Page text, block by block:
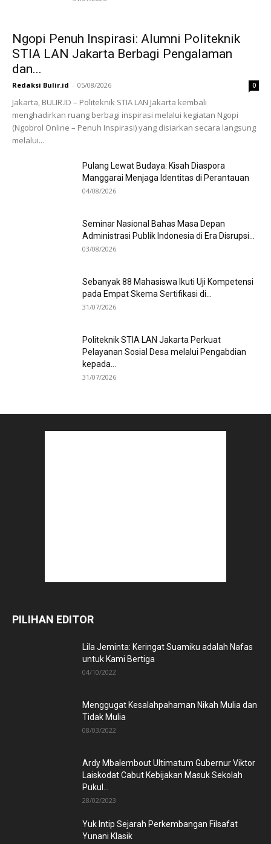
Ngopi Penuh Inspirasi: Alumni Politeknik
STIA LAN Jakarta Berbagi Pengalaman
dan...
Redaksi Bulir.id - 05/08/2026 0
Jakarta, BULIR.ID – Politeknik STIA LAN Jakarta kembali
menghadirkan ruang berbagi inspirasi melalui kegiatan Ngopi
(Ngobrol Online – Penuh Inspirasi) yang disiarkan secara langsung
melalui...
Pulang Lewat Budaya: Kisah Diaspora
Manggarai Menjaga Identitas di Perantauan
04/08/2026
Seminar Nasional Bahas Masa Depan
Administrasi Publik Indonesia di Era Disrupsi...
03/08/2026
Sebanyak 88 Mahasiswa Ikuti Uji Kompetensi
pada Empat Skema Sertifikasi di...
31/07/2026
Politeknik STIA LAN Jakarta Perkuat
Pelayanan Sosial Desa melalui Pengabdian
kepada...
31/07/2026
PILIHAN EDITOR
Lila Jeminta: Keringat Suamiku adalah Nafas
untuk Kami Bertiga
04/10/2022
Menggugat Kesalahpahaman Nikah Mulia dan
Tidak Mulia
08/03/2022
Ardy Mbalembout Ultimatum Gubernur Viktor
Laiskodat Cabut Kebijakan Masuk Sekolah
Pukul...
28/02/2023
Yuk Intip Sejarah Perkembangan Filsafat
Yunani Klasik